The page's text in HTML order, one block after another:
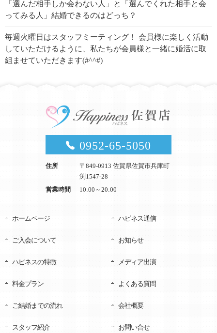
「選んだ相手しか会わない人」と「選んでくれた相手と会
ってみる人」結婚できるのはどっち？
毎週火曜日はスタッフミーティング！ 会員様に楽しく活動
していただけるように、私たちが会員様と一緒に婚活に取
組ませていただきます(#^^#)
0952-65-5050
住所
〒849-0913 佐賀県佐賀市兵庫町
渕1547-28
営業時間
10:00～20:00
ホームページ
ご入会について
ハピネスの特徴
料金プラン
ご結婚までの流れ
スタッフ紹介
ハピネス通信
お知らせ
メディア出演
よくある質問
会社概要
お問い合せ